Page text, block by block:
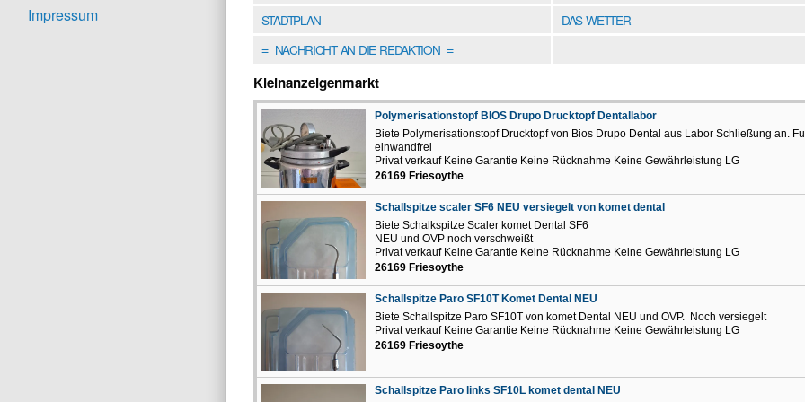
Impressum STADTPLAN DAS WETTER
≡NACHRICHT AN DIE REDAKTION≡
Kleinanzeigenmarkt
Polymerisationstopf BIOS Drupo Drucktopf Dentallabor
Biete Polymerisationstopf Drucktopf von Bios Drupo Dental aus Labor Schließung an.
einwandfrei
Privat verkauf Keine Garantie Keine Rücknahme Keine Gewährleistung LG
26169 Friesoythe
Schallspitze scaler SF6 NEU versiegelt von komet dental
Biete Schalkspitze Scaler komet Dental SF6
NEU und OVP noch verschweißt
Privat verkauf Keine Garantie Keine Rücknahme Keine Gewährleistung LG
26169 Friesoythe
Schallspitze Paro SF10T Komet Dental NEU
Biete Schallspitze Paro SF10T von komet Dental NEU und OVP. Noch versiegelt
Privat verkauf Keine Garantie Keine Rücknahme Keine Gewährleistung LG
26169 Friesoythe
Schallspitze Paro links SF10L komet dental NEU